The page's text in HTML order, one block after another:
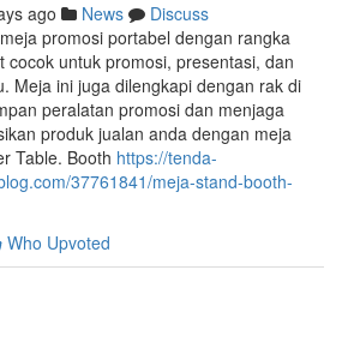
ago News
Discuss
promosi portabel dengan rangka
cocok untuk promosi, presentasi, dan
Meja ini juga dilengkapi dengan rak di
peralatan promosi dan menjaga
produk jualan anda dengan meja
Table. Booth https://tenda-
37761841/meja-stand-booth-
Who Upvoted